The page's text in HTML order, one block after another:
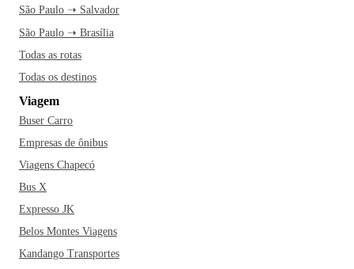
São Paulo ➝ Salvador
São Paulo ➝ Brasília
Todas as rotas
Todas os destinos
Viagem
Buser Carro
Empresas de ônibus
Viagens Chapecó
Bus X
Expresso JK
Belos Montes Viagens
Kandango Transportes